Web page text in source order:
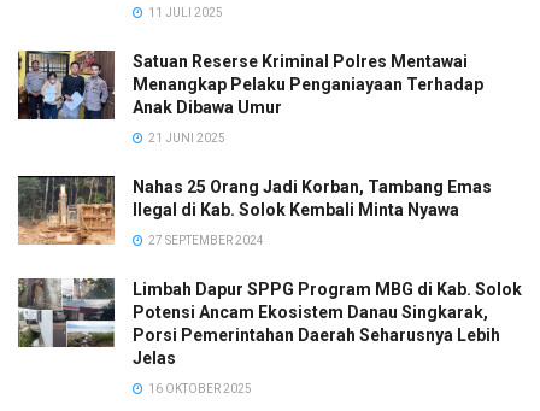
11 JULI 2025
Satuan Reserse Kriminal Polres Mentawai
Menangkap Pelaku Penganiayaan Terhadap
Anak Dibawa Umur
21 JUNI 2025
Nahas 25 Orang Jadi Korban, Tambang Emas
Ilegal di Kab. Solok Kembali Minta Nyawa
27 SEPTEMBER 2024
Limbah Dapur SPPG Program MBG di Kab. Solok
Potensi Ancam Ekosistem Danau Singkarak,
Porsi Pemerintahan Daerah Seharusnya Lebih
Jelas
16 OKTOBER 2025